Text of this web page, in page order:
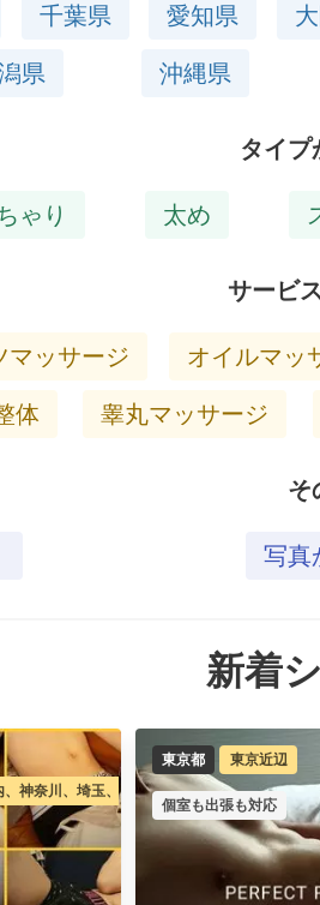
千葉県 愛知県
県 沖縄県
タイプ
ゃり 太め
サービ
マッサージ オイルマッ
体 睾丸マッサージ
そ
写真
新着
神奈川、埼玉、千葉への出張も可能/新宿駅
東京都 東京近辺
個室も出張も対応